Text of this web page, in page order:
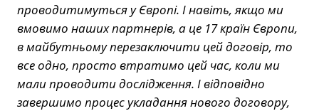
проводитимуться у Європі. І навіть, якщо ми
вмовимо наших партнерів, а це 17 країн Європи,
в майбутньому перезаключити цей договір, то
все одно, просто втратимо цей час, коли ми
мали проводити дослідження. І відповідно
завершимо процес укладання нового договору,